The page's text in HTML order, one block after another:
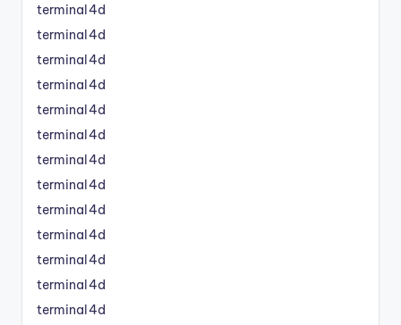
terminal4d
terminal4d
terminal4d
terminal4d
terminal4d
terminal4d
terminal4d
terminal4d
terminal4d
terminal4d
terminal4d
terminal4d
terminal4d